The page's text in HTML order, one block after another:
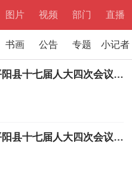
图片 视频 部门 直播
书画 公告 专题 小记者
直播回放｜平阳县十七届人大四次会议第二次全体会议
直播回放｜平阳县十七届人大四次会议开幕会